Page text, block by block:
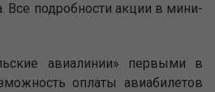
Все подробности акции в мини-
авиалинии» первыми в
оплаты авиабилетов